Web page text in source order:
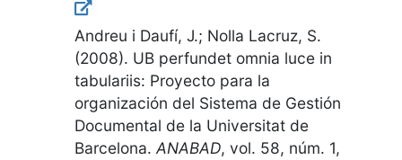
Andreu i Daufí, J.; Nolla Lacruz, S.
(2008). UB perfundet omnia luce in
tabulariis: Proyecto para la
organización del Sistema de Gestión
Documental de la Universitat de
Barcelona.ANABAD,vol. 58, núm. 1,